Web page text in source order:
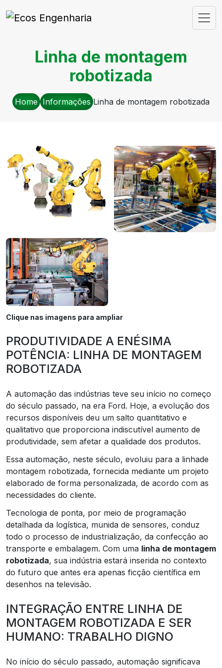
Linha de montagem
robotizada
Home Informações Linha de montagem robotizada
Clique nas imagens para ampliar
PRODUTIVIDADE A ENÉSIMA
POTÊNCIA: LINHA DE MONTAGEM
ROBOTIZADA
A automação das indústrias teve seu início no começo
do século passado, na era Ford. Hoje, a evolução dos
recursos disponíveis deu um salto quantitativo e
qualitativo que proporciona indiscutível aumento de
produtividade, sem afetar a qualidade dos produtos.
Essa automação, neste século, evoluiu para a linhade
montagem robotizada, fornecida mediante um projeto
elaborado de forma personalizada, de acordo com as
necessidades do cliente.
Tecnologia de ponta, por meio de programação
detalhada da logística, munida de sensores, conduz
todo o processo de industrialização, da confecção ao
transporte e embalagem. Com uma linha de montagem
robotizada, sua indústria estará inserida no contexto
do futuro que antes era apenas ficção científica em
desenhos na televisão.
INTEGRAÇÃO ENTRE LINHA DE
MONTAGEM ROBOTIZADA E SER
HUMANO: TRABALHO DIGNO
No início do século passado, automação significava